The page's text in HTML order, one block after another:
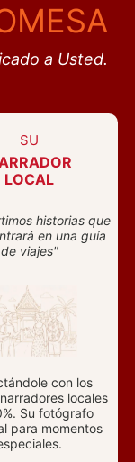
a Usted.
SU
LOCAL
historias que
en una guía
de viajes"
con los
locales
Su fotógrafo
para momentos